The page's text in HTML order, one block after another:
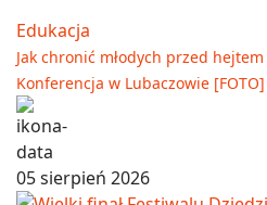
Edukacja
Jak chronić młodych przed
Konferencja w Lubaczowie [FOTO]
05 sierpień 2026